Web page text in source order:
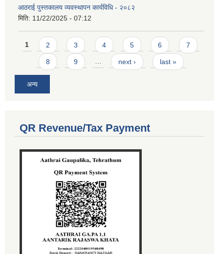
आठराई पुस्तकालय व्यवस्थापन कार्यविधि - २०८२
मिति: 11/22/2025 - 07:12
Pages
1 2 3 4 5 6 7
8 9 … next › last »
अन्य
QR Revenue/Tax Payment